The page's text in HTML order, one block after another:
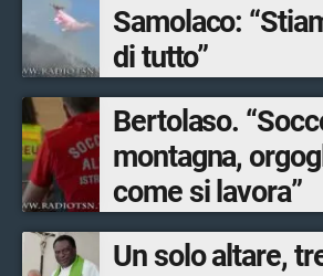
Samolaco:
di tutto”
Bertolaso.
montagna,
come si lavora”
Un solo altare,